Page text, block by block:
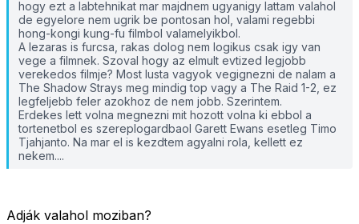
hogy ezt a labtehnikat mar majdnem ugyanigy lattam valahol
de egyelore nem ugrik be pontosan hol, valami regebbi
hong-kongi kung-fu filmbol valamelyikbol.
A lezaras is furcsa, rakas dolog nem logikus csak igy van
vege a filmnek. Szoval hogy az elmult evtized legjobb
verekedos filmje? Most lusta vagyok vegignezni de nalam a
The Shadow Strays meg mindig top vagy a The Raid 1-2, ez
legfeljebb feler azokhoz de nem jobb. Szerintem.
Erdekes lett volna megnezni mit hozott volna ki ebbol a
tortenetbol es szereplogardbaol Garett Ewans esetleg Timo
Tjahjanto. Na mar el is kezdtem agyalni rola, kellett ez
nekem....
Adják valahol moziban?